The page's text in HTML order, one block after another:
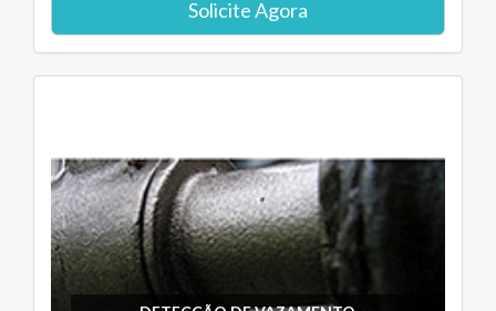
Solicite Agora